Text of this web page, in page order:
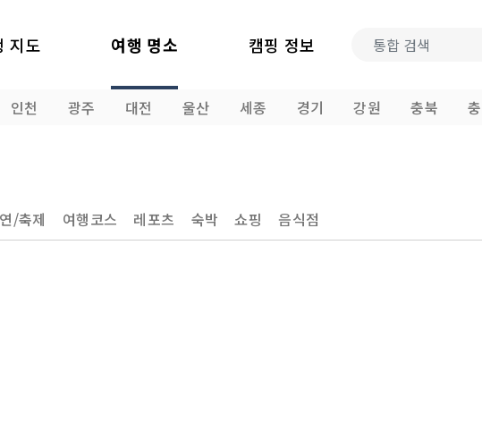
지도 여행 명소 캠핑 정보
인천 광주 대전 울산 세종 경기 강원 충북
/축제 여행코스 레포츠 숙박 쇼핑 음식점